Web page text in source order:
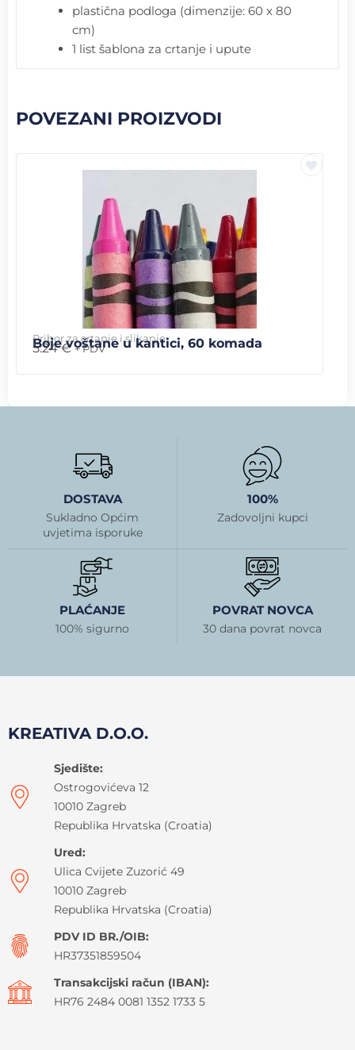
plastična podloga (dimenzije: 60 x 80
cm)
1 list šablona za crtanje i upute
POVEZANI PROIZVODI
Pribor za crtanje i slikanje
Boje voštane u kantici, 60 komada
5.24€ + PDV
DOSTAVA
Sukladno Općim
uvjetima isporuke
100%
Zadovoljni kupci
PLAĆANJE
100% sigurno
POVRAT NOVCA
30 dana povrat novca
KREATIVA D.O.O.
Sjedište:
Ostrogovićeva 12
10010 Zagreb
Republika Hrvatska (Croatia)
Ured:
Ulica Cvijete Zuzorić 49
10010 Zagreb
Republika Hrvatska (Croatia)
PDV ID BR./OIB:
HR37351859504
Transakcijski račun (IBAN):
HR76 2484 0081 1352 1733 5